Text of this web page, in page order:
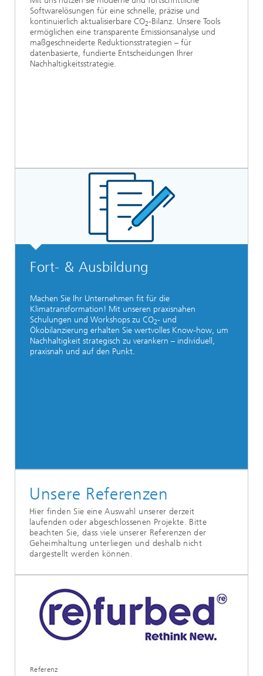
Softwarelösungen für eine schnelle, präzise und
kontinuierlich aktualisierbare CO2-Bilanz. Unsere Tools
ermöglichen eine transparente Emissionsanalyse und
maßgeschneiderte Reduktionsstrategien – für
datenbasierte, fundierte Entscheidungen Ihrer
Nachhaltigkeitsstrategie.
Fort- & Ausbildung
Machen Sie Ihr Unternehmen fit für die
Klimatransformation! Mit unseren praxisnahen
Schulungen und Workshops zu CO2- und
Ökobilanzierung erhalten Sie wertvolles Know-how, um
Nachhaltigkeit strategisch zu verankern – individuell,
praxisnah und auf den Punkt.
Unsere Referenzen
Hier finden Sie eine Auswahl unserer derzeit
laufenden oder abgeschlossenen Projekte. Bitte
beachten Sie, dass viele unserer Referenzen der
Geheimhaltung unterliegen und deshalb nicht
dargestellt werden können.
Referenz